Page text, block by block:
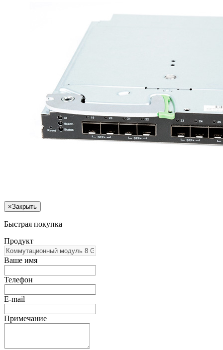
×Закрыть
Быстрая покупка
Продукт
Ваше имя
Телефон
E-mail
Примечание